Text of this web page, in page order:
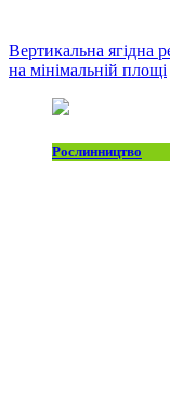
Вертикальна ягідна
на мінімальній площі
Рослинництво